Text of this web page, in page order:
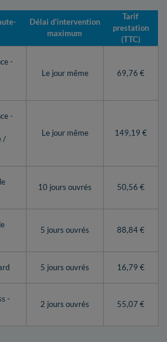
Délai d’intervention
maximum
Tarif
prestation
(TTC)
-
Le jour même 69,76 €
-
/
Le jour même 149,19 €
10 jours ouvrés 50,56 €
5 jours ouvrés 88,84 €
5 jours ouvrés 16,79 €
-
2 jours ouvrés 55,07 €